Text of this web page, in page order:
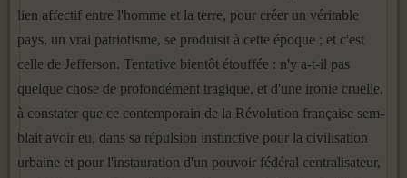
lien affectif entre l'homme et la terre, pour créer un véritable
pays, un vrai patriotisme, se produisit à cette époque ; et c'est
celle de Jefferson. Tentative bientôt étouffée : n'y a-t-il pas
quelque chose de profondément tragique, et d'une ironie cruelle,
à constater que ce contemporain de la Révolution française sem­
blait avoir eu, dans sa répulsion instinctive pour la civilisation
urbaine et pour l'instauration d'un pouvoir fédéral centralisateur,